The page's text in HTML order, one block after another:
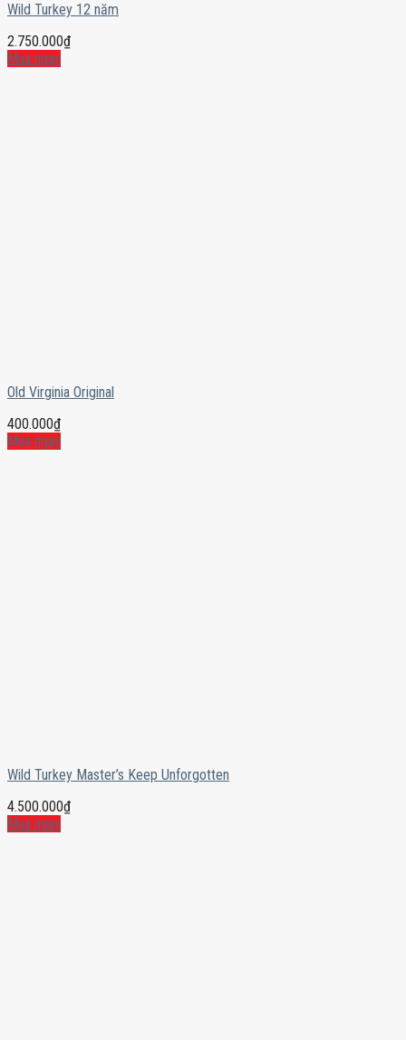
Wild Turkey 12 năm
2.750.000₫
Mua ngay
Old Virginia Original
400.000₫
Mua ngay
Wild Turkey Master’s Keep Unforgotten
4.500.000₫
Mua ngay